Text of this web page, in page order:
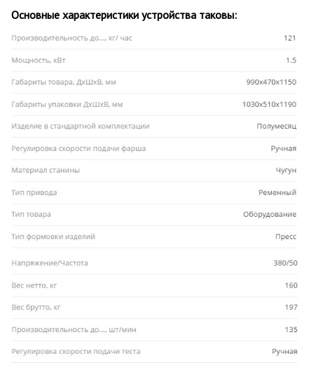
Основные характеристики устройства таковы: